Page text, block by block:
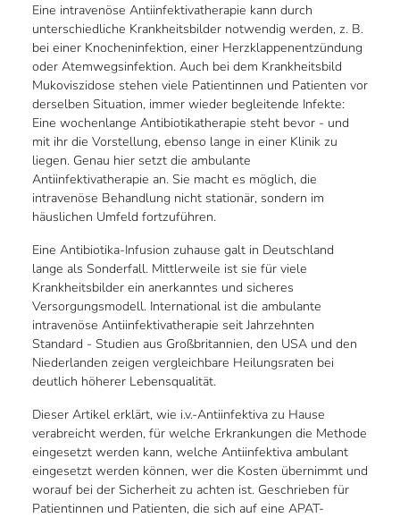
Eine intravenöse Antiinfektivatherapie kann durch
unterschiedliche Krankheitsbilder notwendig werden, z. B.
bei einer Knocheninfektion, einer Herzklappenentzündung
oder Atemwegsinfektion. Auch bei dem Krankheitsbild
Mukoviszidose stehen viele Patientinnen und Patienten vor
derselben Situation, immer wieder begleitende Infekte:
Eine wochenlange Antibiotikatherapie steht bevor - und
mit ihr die Vorstellung, ebenso lange in einer Klinik zu
liegen. Genau hier setzt die ambulante
Antiinfektivatherapie an. Sie macht es möglich, die
intravenöse Behandlung nicht stationär, sondern im
häuslichen Umfeld fortzuführen.
Eine Antibiotika-Infusion zuhause galt in Deutschland
lange als Sonderfall. Mittlerweile ist sie für viele
Krankheitsbilder ein anerkanntes und sicheres
Versorgungsmodell. International ist die ambulante
intravenöse Antiinfektivatherapie seit Jahrzehnten
Standard - Studien aus Großbritannien, den USA und den
Niederlanden zeigen vergleichbare Heilungsraten bei
deutlich höherer Lebensqualität.
Dieser Artikel erklärt, wie i.v.-Antiinfektiva zu Hause
verabreicht werden, für welche Erkrankungen die Methode
eingesetzt werden kann, welche Antiinfektiva ambulant
eingesetzt werden können, wer die Kosten übernimmt und
worauf bei der Sicherheit zu achten ist. Geschrieben für
Patientinnen und Patienten, die sich auf eine APAT-